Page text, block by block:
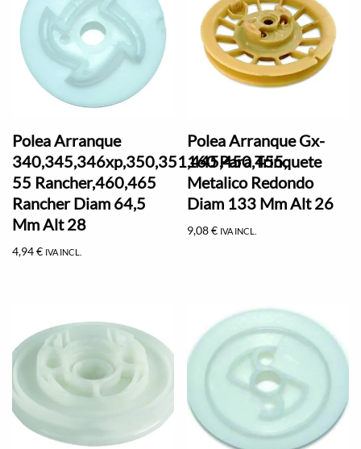
Polea Arranque
340,345,346xp,350,351,445,450,455,
55 Rancher,460,465
Rancher Diam 64,5
Mm Alt 28
4,94€ IVA INCL.
Polea Arranque Gx-
160 Para Trinquete
Metalico Redondo
Diam 133 Mm Alt 26
9,08€ IVA INCL.